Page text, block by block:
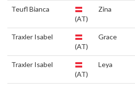
Teufl Bianca
(AT)
Zina
Traxler Isabel
(AT)
Grace
Traxler Isabel
(AT)
Leya